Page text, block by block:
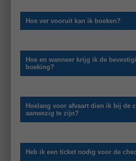
Hoe ver vooruit kan ik boeken?
Hoe en wanneer krijg ik de
boeking?
Hoelang voor afvaart dien ik bij de
aanwezig te zijn?
Heb ik een ticket nodig voor de